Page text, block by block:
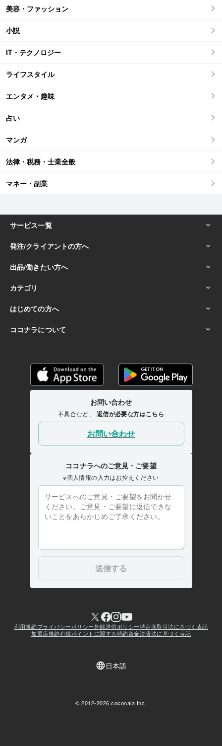
美容・ファッション
小説
IT・テクノロジー
ライフスタイル
エンタメ・趣味
占い
マンガ
法律・税務・士業全般
マネー・副業